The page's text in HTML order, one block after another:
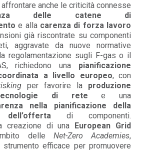
anche le criticità connesse
delle catene di
e alla carenza di forza lavoro
già riscontrate su componenti
aggravate da nuove normative
regolamentazione sugli F-gas o il
richiedono una
pianificazione
a livello europeo, con
per favorire la
produzione
di rete
e una
nella pianificazione della
di componenti.
creazione di una European Grid
delle Net-Zero Academies,
efficace per promuovere